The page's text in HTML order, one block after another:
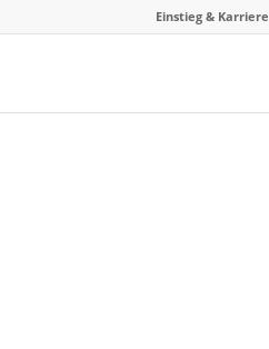
Einstieg & Karriere